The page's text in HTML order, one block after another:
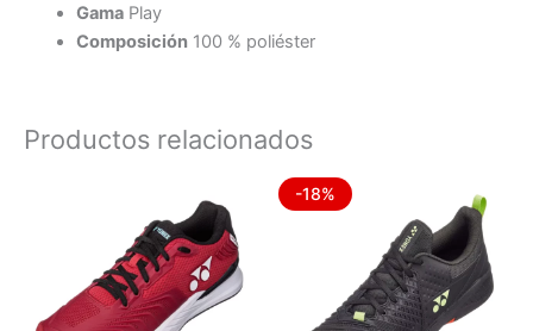
GamaPlay
Composición100 % poliéster
Productos relacionados
Este
producto
-18%
original
era:
$109.990.
precio
actual
es:
tiene
múltiples